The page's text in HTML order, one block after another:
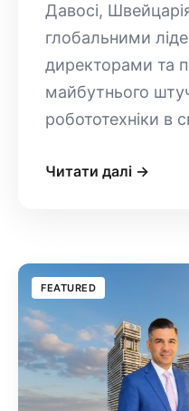
Давосі,
глобальними
директорами та
майбутнього
робототехніки в
Читати далі →
FEATURED